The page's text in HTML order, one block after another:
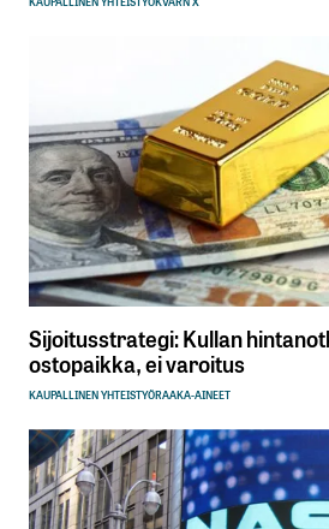
Sijoitusstrategi: Kullan
ostopaikka, ei varoitus
KAUPALLINEN YHTEISTYÖRAAKA-AINEET